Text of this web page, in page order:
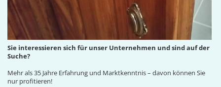
Sie interessieren sich für unser Unternehmen und sind auf der
Suche?
Mehr als 35 Jahre Erfahrung und Marktkenntnis – davon können Sie
nur profitieren!